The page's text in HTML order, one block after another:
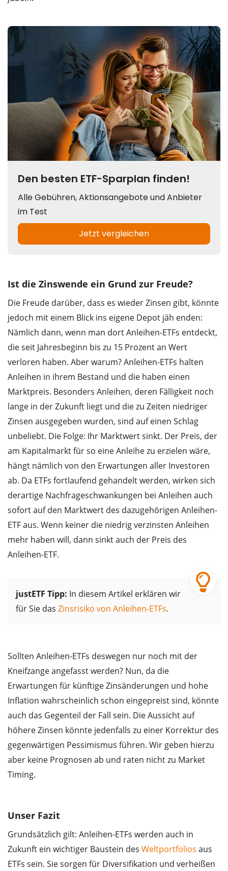
Ist die Zinswende ein Grund zur Freude?
Die Freude darüber, dass es wieder Zinsen gibt, könnte
jedoch mit einem Blick ins eigene Depot jäh enden:
Nämlich dann, wenn man dort Anleihen-ETFs entdeckt,
die seit Jahresbeginn bis zu 15 Prozent an Wert
verloren haben. Aber warum? Anleihen-ETFs halten
Anleihen in ihrem Bestand und die haben einen
Marktpreis. Besonders Anleihen, deren Fälligkeit noch
lange in der Zukunft liegt und die zu Zeiten niedriger
Zinsen ausgegeben wurden, sind auf einen Schlag
unbeliebt. Die Folge: Ihr Marktwert sinkt. Der Preis, der
am Kapitalmarkt für so eine Anleihe zu erzielen wäre,
hängt nämlich von den Erwartungen aller Investoren
ab. Da ETFs fortlaufend gehandelt werden, wirken sich
derartige Nachfrageschwankungen bei Anleihen auch
sofort auf den Marktwert des dazugehörigen Anleihen-
ETF aus. Wenn keiner die niedrig verzinsten Anleihen
mehr haben will, dann sinkt auch der Preis des
Anleihen-ETF.
justETF Tipp: In diesem Artikel erklären wir
für Sie das Zinsrisiko von Anleihen-ETFs.
Sollten Anleihen-ETFs deswegen nur noch mit der
Kneifzange angefasst werden? Nun, da die
Erwartungen für künftige Zinsänderungen und hohe
Inflation wahrscheinlich schon eingepreist sind, könnte
auch das Gegenteil der Fall sein. Die Aussicht auf
höhere Zinsen könnte jedenfalls zu einer Korrektur des
gegenwärtigen Pessimismus führen. Wir geben hierzu
aber keine Prognosen ab und raten nicht zu Market
Timing.
Unser Fazit
Grundsätzlich gilt: Anleihen-ETFs werden auch in
Zukunft ein wichtiger Baustein des Weltportfolios aus
ETFs sein. Sie sorgen für Diversifikation und verheißen